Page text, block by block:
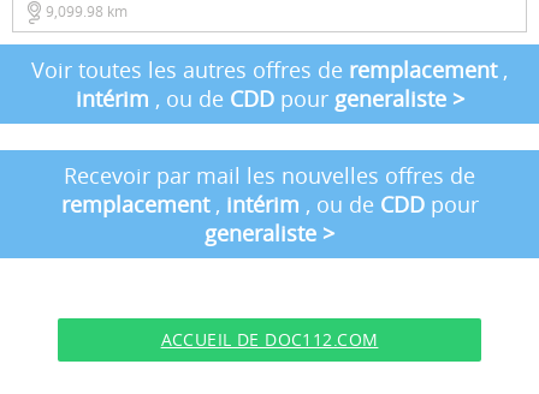
9,099.98 km
Voir toutes les autres offres de remplacement ,
intérim , ou de CDDpour generaliste >
Recevoir par mail les nouvelles offres de
remplacement , intérim , ou de CDDpour
generaliste >
ACCUEIL DE DOC112.COM